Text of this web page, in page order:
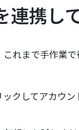
携し
れまで手作業
クしてアカウ